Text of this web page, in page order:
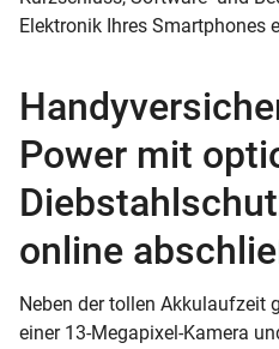
Elektronik Ihres Smartphones
Power mit
online
Neben der tollen Akkulaufzeit
einer 13-Megapixel-Kamera